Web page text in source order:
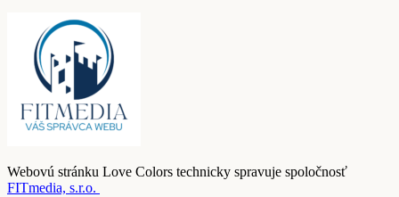
Webovú stránku Love Colors technicky spravuje spoločnosť
FITmedia, s.r.o.